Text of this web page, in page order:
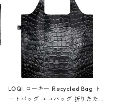
LOQI ローキー Recycled Bag ト
ートバッグ エコバッグ 折りたたみ